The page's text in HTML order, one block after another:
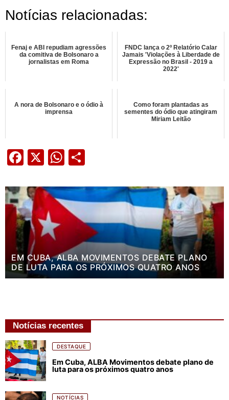
Notícias relacionadas:
Fenaj e ABI repudiam agressões
da comitiva de Bolsonaro a
jornalistas em Roma
FNDC lança o 2º Relatório Calar
Jamais 'Violações à Liberdade de
Expressão no Brasil - 2019 a
2022'
A nora de Bolsonaro e o ódio à
imprensa
Como foram plantadas as
sementes do ódio que atingiram
Miriam Leitão
Facebook
X WhatsApp
EM CUBA, ALBA MOVIMENTOS DEBATE PLANO
DE LUTA PARA OS PRÓXIMOS QUATRO ANOS
Notícias recentes
DESTAQUE
Em Cuba, ALBA Movimentos debate plano de
luta para os próximos quatro anos
NOTÍCIAS